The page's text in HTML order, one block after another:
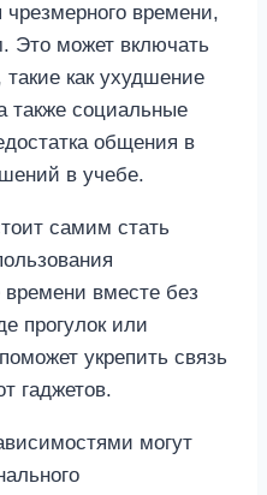
чрезмерного времени,
Это может включать
как ухудшение
также социальные
общения в
в учебе.
самим стать
вместе без
прогулок или
укрепить связь
гаджетов.
могут